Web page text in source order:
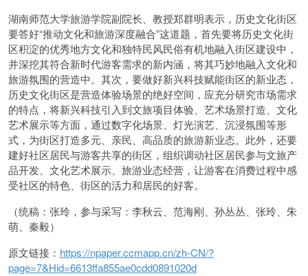
湖南师范大学旅游学院副院长、教授郑群明表示，历史文化街区
要答好“推动文化和旅游深度融合”这道题，首先要将历史文化街
区积淀的优秀地方文化和独特民风民俗有机地融入街区建设中，
并深挖其符合新时代游客需求的新内涵，将其巧妙地融入文化和
旅游氛围的营造中。其次，要做好新兴科技赋能街区的新业态，
历史文化街区是营造体验场景的绝好空间，应充分研究市场需求
的特点，将新兴科技引入到文旅项目体验、艺术场景打造、文化
艺术展示等方面，通过数字化场景、灯光演艺、沉浸氛围等形
式，为街区打造多元、亲民、高品质的旅游新业态。此外，还要
建好社区居民与游客共享的街区，组织调动社区居民参与文旅产
品开发、文化艺术展示、旅游业态经营，让游客在消费过程中感
受社区的特色、街区的活力和居民的好客。
（统稿：张玲，参与采写：李秋云、范海刚、孙丛丛、张玲、朱
萌、秦毅）
原文链接： https://npaper.ccmapp.cn/zh-CN/?
page=7&Hid=6613ffa855ae0cdd0891020d